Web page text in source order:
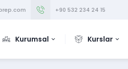
+90 532 234 24 15
Kurumsal Kurslar